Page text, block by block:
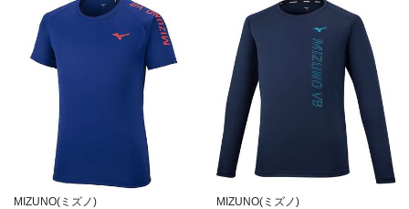
MIZUNO(ミズノ)
MIZUNO(ミズノ)